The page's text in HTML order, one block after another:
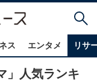
ス エンタメ リサ
」人気ランキ